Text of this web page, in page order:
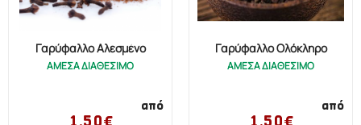
Γαρύφαλλο Αλεσμένο
ΑΜΕΣΑ ΔΙΑΘΕΣΙΜΟ
από
Γαρύφαλλο Ολόκληρο
ΑΜΕΣΑ ΔΙΑΘΕΣΙΜΟ
από